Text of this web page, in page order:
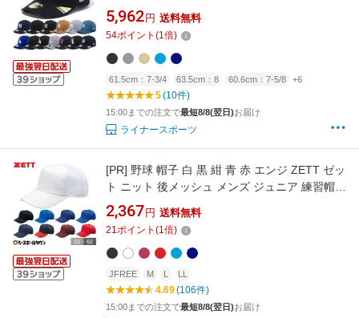
LA MLB PC Pre-Curved 59FIFTY メジャーリー
グ 正規品 MLB-PC-59FIFTY
5,962 円 送料無料
54ポイント (1倍)
61.5cm：7-3/4 63.5cm：8 60.6cm：7-5/8 +6
5(10件)
15:00までの注文で最短8/8(翌日)お届け
ライナースポーツ
[PR] 野球 帽子 白 黒 紺 青 赤 エンジ ZETT ゼッ
ト ニット 後メッシュ メンズ ジュニア 練習帽
キャップ 六方 アジャスター付き 小学生 中学生
学童 少年野球 中学野球 部活 クラブチーム
BH161A 【365日あす楽対応】
2,367 円 送料無料
21ポイント (1倍)
JFREE M L LL
4.69(106件)
15:00までの注文で最短8/8(翌日)お届け